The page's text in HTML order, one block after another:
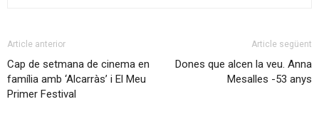
Article anterior
Cap de setmana de cinema en
família amb ‘Alcarràs’ i El Meu
Primer Festival
Article següent
Dones que alcen la veu. Anna
Mesalles -53 anys